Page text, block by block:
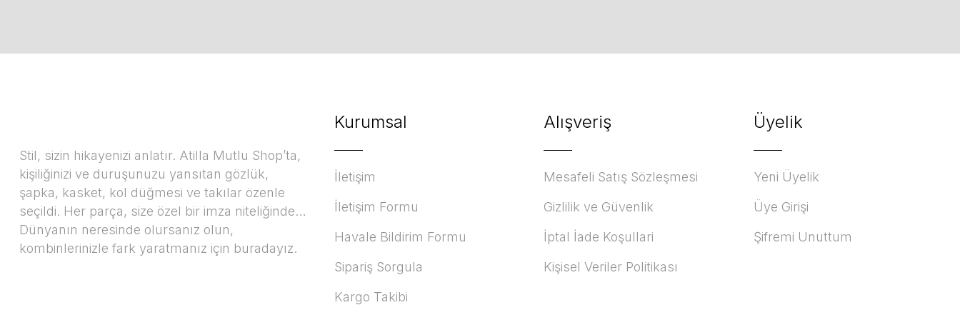
Stil, sizin hikayenizi anlatır. Atilla Mutlu Shop’ta,
kişiliğinizi ve duruşunuzu yansıtan gözlük,
şapka, kasket, kol düğmesi ve takılar özenle
seçildi. Her parça, size özel bir imza niteliğinde…
Dünyanın neresinde olursanız olun,
kombinlerinizle fark yaratmanız için buradayız.
Kurumsal
İletişim
İletişim Formu
Havale Bildirim Formu
Sipariş Sorgula
Kargo Takibi
Alışveriş
Mesafeli Satış Sözleşmesi
Gizlilik ve Güvenlik
İptal İade Koşullari
Kişisel Veriler Politikası
Üyelik
Yeni Üyelik
Üye Girişi
Şifremi Unuttum